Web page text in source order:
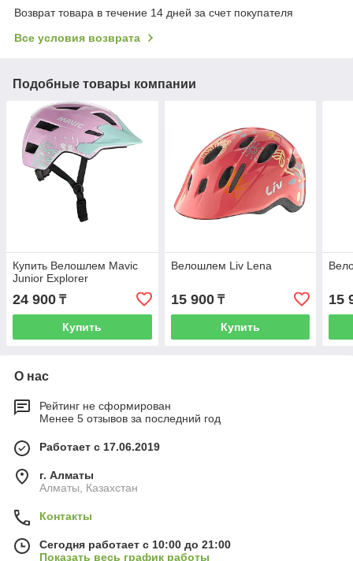
Возврат товара в течение 14 дней за счет покупателя
Все условия возврата
Подобные товары компании
Купить Велошлем Mavic
Junior Explorer
24 900 ₸
Купить
Велошлем Liv Lena
15 900₸
Купить
15
О нас
Рейтинг не сформирован
Менее 5 отзывов за последний год
Работает с 17.06.2019
г. Алматы
Алматы, Казахстан
Контакты
Сегодня работает с 10:00 до 21:00
Показать весь график работы